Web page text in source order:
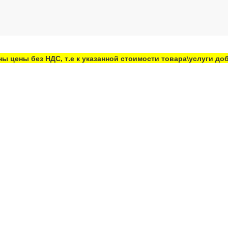
цены без НДС, т.е к указанной стоимости товара\услуги